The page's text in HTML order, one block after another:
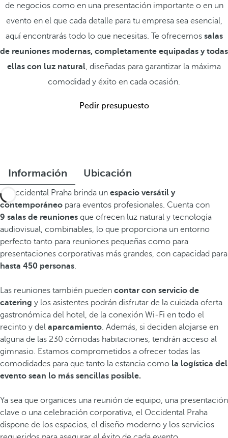
de negocios como en una presentación importante o en un
evento en el que cada detalle para tu empresa sea esencial,
aquí encontrarás todo lo que necesitas. Te ofrecemos salas
de reuniones modernas, completamente equipadas y todas
ellas con luz natural, diseñadas para garantizar la máxima
comodidad y éxito en cada ocasión.
Pedir presupuesto
Información Ubicación
El Occidental Praha brinda un espacio versátil y
contemporáneo para eventos profesionales. Cuenta con
9 salas de reuniones que ofrecen luz natural y tecnología
audiovisual, combinables, lo que proporciona un entorno
perfecto tanto para reuniones pequeñas como para
presentaciones corporativas más grandes, con capacidad para
hasta 450 personas.
Las reuniones también pueden contar con servicio de
catering y los asistentes podrán disfrutar de la cuidada oferta
gastronómica del hotel, de la conexión Wi‑Fi en todo el
recinto y del aparcamiento. Además, si deciden alojarse en
alguna de las 230 cómodas habitaciones, tendrán acceso al
gimnasio. Estamos comprometidos a ofrecer todas las
comodidades para que tanto la estancia como la logística del
evento sean lo más sencillas posible.
Ya sea que organices una reunión de equipo, una presentación
clave o una celebración corporativa, el Occidental Praha
dispone de los espacios, el diseño moderno y los servicios